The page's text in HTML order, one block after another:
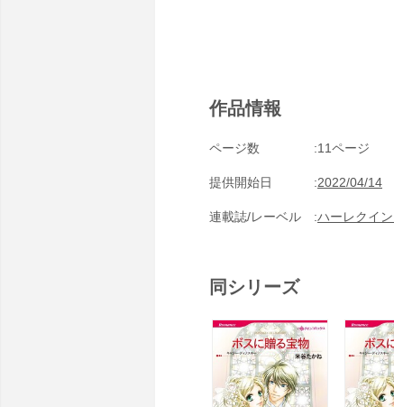
作品情報
ページ数 11ページ
提供開始日 2022/04/14
連載誌/レーベル ハーレクイ
同シリーズ